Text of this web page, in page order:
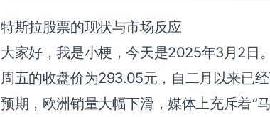
特斯拉股票的现状与市场反应
大家好，我是小梗，今天是2025年3月2日
周五的收盘价为293.05元，自二月以来已
预期，欧洲销量大幅下滑，媒体上充斥着“